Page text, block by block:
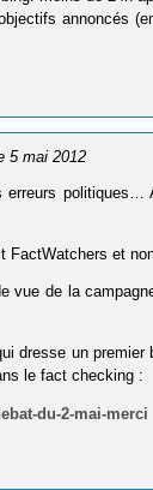
annoncés
5 mai 2012
politiques…
et
de la
dresse un
le fact checking :
du-2-mai-merci